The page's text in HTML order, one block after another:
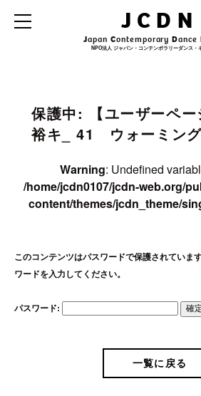
JCDN
Japan ContemporaryDance
NPO法人 ジャパン・コンテンポラリーダンス・
/home/jcdn0107/jcdn-web.org/
content/themes/jcdn_theme/
保護中: 【ユーザーペー
裕キ_ 41 ウォーミン
Warning: Undefined
/home/jcdn0107/jcdn-web.org/
content/themes/jcdn_theme/
このコンテンツはパスワードで保護されていま
ワードを入力してください。
パスワード:
一覧に戻る